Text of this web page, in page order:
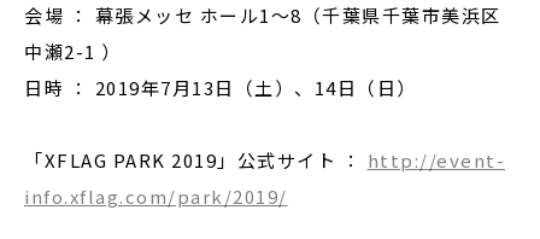
会場 ： 幕張メッセ ホール1～8（千葉県千葉市美浜区
中瀬2-1 ）
日時 ： 2019年7月13日（土）、14日（日）
「XFLAG PARK 2019」公式サイト ： http://event-
info.xflag.com/park/2019/